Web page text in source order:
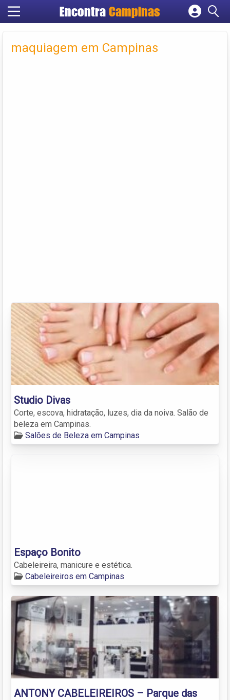
Encontra Campinas
Cadastrar empresa
Criar conta
maquiagem em Campinas
Studio Divas
Corte, escova, hidratação, luzes, dia da noiva. Salão de
beleza em Campinas.
Salões de Beleza em Campinas
Espaço Bonito
Cabeleireira, manicure e estética.
Cabeleireiros em Campinas
ANTONY CABELEIREIROS – Parque das